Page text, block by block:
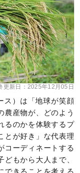
更新日： 2025年12月05日
ス）は「地球が笑顔
農産物が、どのよう
るのかを体験するプ
とが好き」な代表理
コーディネートする
どもから大人まで、